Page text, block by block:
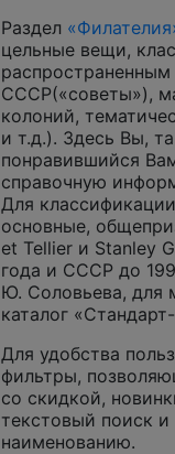
Раздел
цельные вещи,
СССР(«советы»),
колоний,
и т.д.). Здесь Вы,
понравившийся
справочную
Для
основные,
et Tellier и Stanley
года и СССР до
Ю. Соловьева, для
каталог
Для удобства
фильтры,
со скидкой,
текстовый поиск
наименованию.